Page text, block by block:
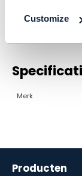
Customize
Merk
Producten